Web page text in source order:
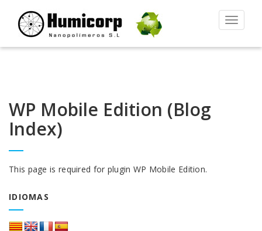
Alternar
WP Mobile Edition (Blog
Index)
This page is required for plugin WP Mobile Edition.
IDIOMAS